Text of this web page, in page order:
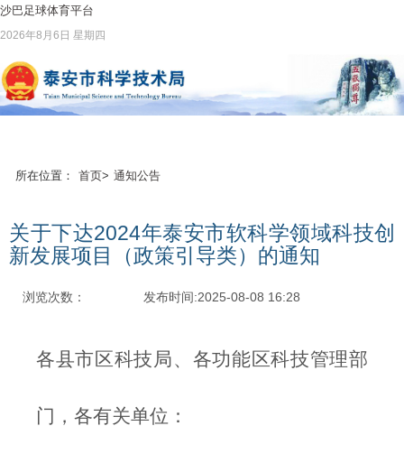
沙巴足球体育平台
2026年8月6日 星期四
所在位置： 首页> 通知公告
关于下达2024年泰安市软科学领域科技创
新发展项目（政策引导类）的通知
浏览次数： 发布时间:2025-08-08 16:28
各县市区科技局、各功能区科技管理部
门，各有关单位：